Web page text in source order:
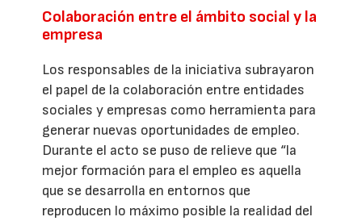
Colaboración entre el ámbito social y la
empresa
Los responsables de la iniciativa subrayaron
el papel de la colaboración entre entidades
sociales y empresas como herramienta para
generar nuevas oportunidades de empleo.
Durante el acto se puso de relieve que “la
mejor formación para el empleo es aquella
que se desarrolla en entornos que
reproducen lo máximo posible la realidad del